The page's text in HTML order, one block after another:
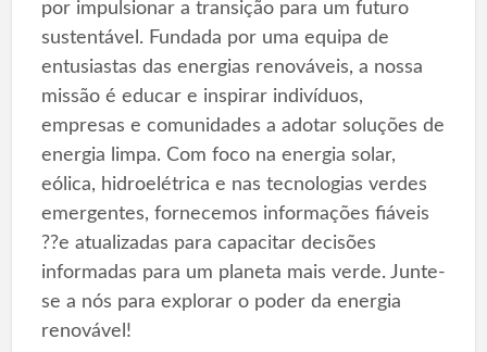
por impulsionar a transição para um futuro
sustentável. Fundada por uma equipa de
entusiastas das energias renováveis, a nossa
missão é educar e inspirar indivíduos,
empresas e comunidades a adotar soluções de
energia limpa. Com foco na energia solar,
eólica, hidroelétrica e nas tecnologias verdes
emergentes, fornecemos informações fiáveis
??e atualizadas para capacitar decisões
informadas para um planeta mais verde. Junte-
se a nós para explorar o poder da energia
renovável!